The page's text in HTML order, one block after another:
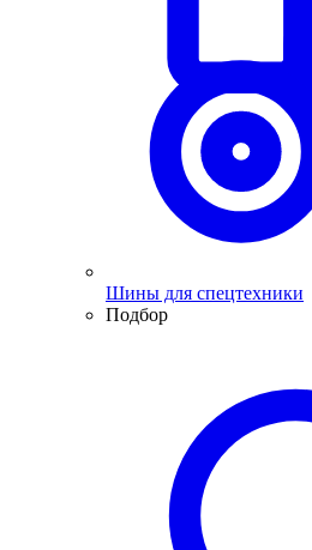
Шины для спецтехники
Подбор